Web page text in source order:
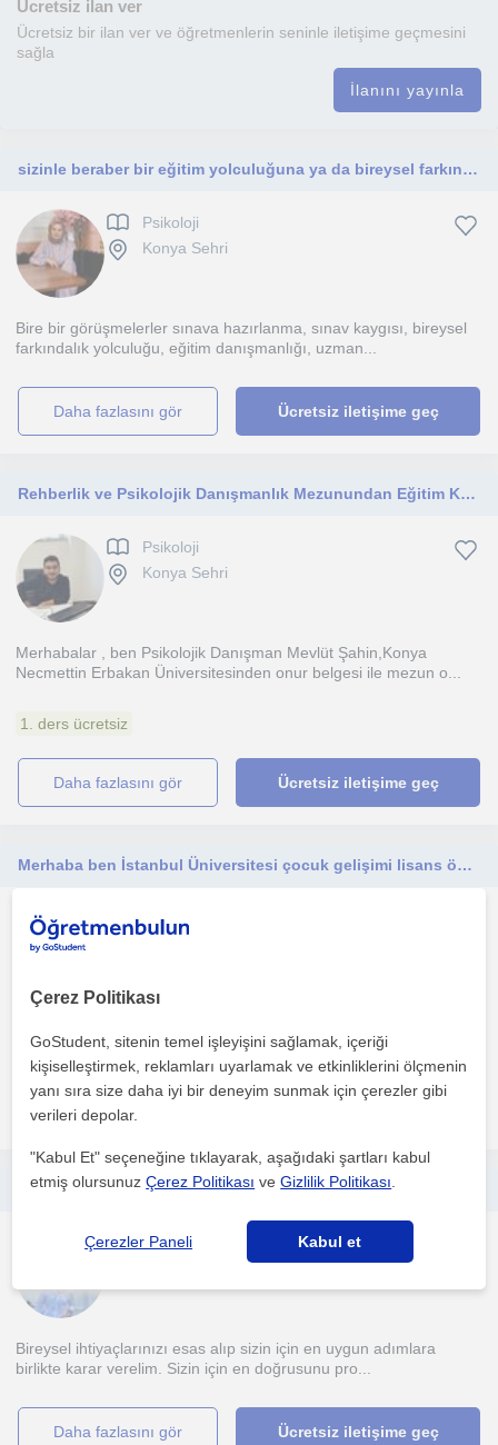
Ücretsiz ilan ver
Ücretsiz bir ilan ver ve öğretmenlerin seninle iletişime geçmesini
sağla
İlanını yayınla
sizinle beraber bir eğitim yolculuğuna ya da bireysel farkındalık yolculuğuna çıkmaktan mutluluk duyarım
Psikoloji
Konya Sehri
Bire bir görüşmelerler sınava hazırlanma, sınav kaygısı, bireysel
farkındalık yolculuğu, eğitim danışmanlığı, uzman...
daha fazlasını gör Ücretsiz iletişime geç
Rehberlik ve Psikolojik Danışmanlık Mezunundan Eğitim Koçluğu
Psikoloji
Konya Sehri
Merhabalar , ben Psikolojik Danışman Mevlüt Şahin,Konya
Necmettin Erbakan Üniversitesinden onur belgesi ile mezun o...
1. ders ücretsiz
daha fazlasını gör Ücretsiz iletişime geç
Merhaba ben İstanbul Üniversitesi çocuk gelişimi lisans öğrencisiyim, okul öncesi alanında dersler veriyorum.
Pedagoji
kurabileceğime ve farklı yaş gruplarının gelişimsel ö...
daha fazlasını gör
Psikoloji
Bireysel ihtiyaçlarınızı esas alıp sizin için en uygun adımlara
birlikte karar verelim. Sizin için en doğrusunu pro...
daha fazlasını gör Ücretsiz iletişime geç
Çerez Politikası
GoStudent, sitenin temel işleyişini sağlamak, içeriği
kişiselleştirmek, reklamları uyarlamak ve etkinliklerini ölçmenin
yanı sıra size daha iyi bir deneyim sunmak için çerezler gibi
verileri depolar.
"Kabul Et" seçeneğine tıklayarak, aşağıdaki şartları kabul
etmiş olursunuzÇerez Politikası veGizlilik Politikası
Çerezler Paneli Kabul et